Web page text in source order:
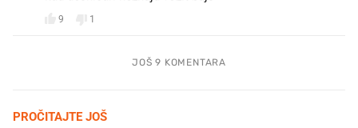
9 1
JOŠ 9 KOMENTARA
PROČITAJTE JOŠ